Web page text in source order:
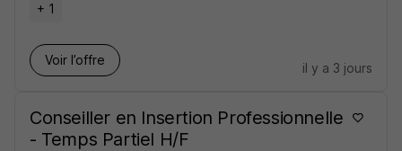
+ 1
Voir l’offre
il y a 3 jours
Conseiller en Insertion Professionnelle
- Temps Partiel H/F